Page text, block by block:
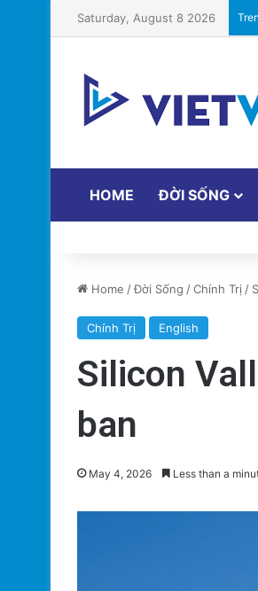
Saturday, August 8 2026
HOME ĐỜI SỐNG
Home /Đời Sống /Chính Trị /
Chính Trị English
Silicon
ban
May 4, 2026 Less than a